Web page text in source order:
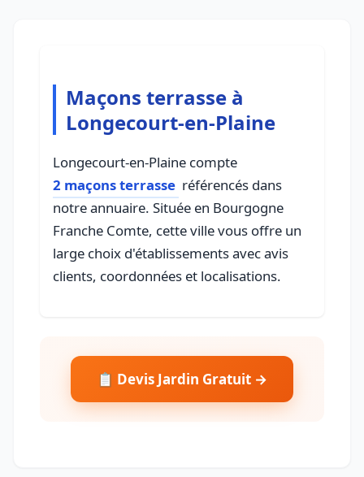
Maçons terrasse à
Longecourt-en-Plaine
Longecourt-en-Plaine compte
2 maçons terrasse référencés dans
notre annuaire. Située en Bourgogne
Franche Comte, cette ville vous offre un
large choix d'établissements avec avis
clients, coordonnées et localisations.
📋 Devis Jardin Gratuit →